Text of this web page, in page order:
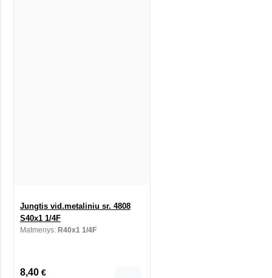
Jungtis vid.metaliniu sr. 4808
S40x1 1/4F
Matmenys: R40x1 1/4F
8,40 €